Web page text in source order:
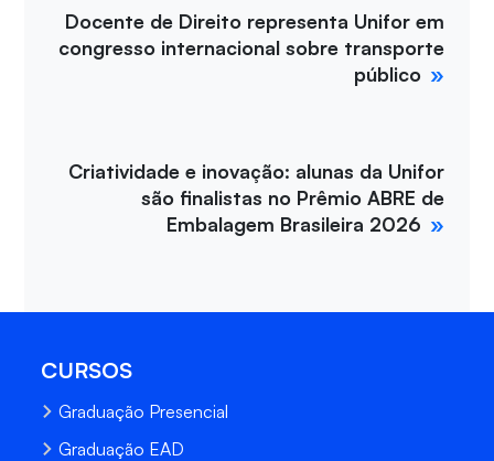
Docente de Direito representa Unifor em
congresso internacional sobre transporte
público
Criatividade e inovação: alunas da Unifor
são finalistas no Prêmio ABRE de
Embalagem Brasileira 2026
CURSOS
Graduação Presencial
Graduação EAD